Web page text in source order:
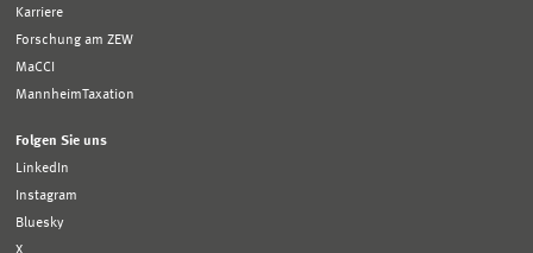
Karriere
Forschung am ZEW
MaCCI
MannheimTaxation
Folgen Sie uns
LinkedIn
Instagram
Bluesky